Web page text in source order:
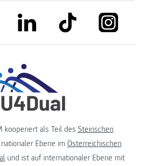
to youtubelink to linkedinlink to tiktok
kooperiert als Teil des Steirischen
Ebene im Österreichischen
und ist auf internationaler Ebene mit